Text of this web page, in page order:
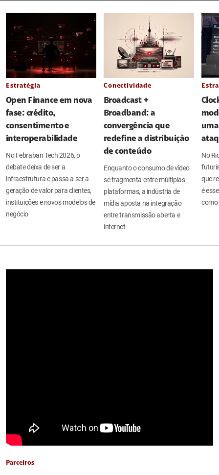
Estratégia
Open Finance em nova
fase: crédito,
consentimento e
interoperabilidade
No Febraban Tech 2026, o
debate deixa de ser a
infraestrutura e passa a ser a
geração de valor para clientes,
instituições e novos modelos de
negócio
Conectividade
Broadcast +
Broadband: a
convergência que
redefine a distribuição
de conteúdo
Enquanto o consumo de vídeo
se fragmenta entre múltiplas
plataformas, a indústria de
mídia aposta na integração
entre transmissão aberta e
internet
No
que
é
como
Parceiros